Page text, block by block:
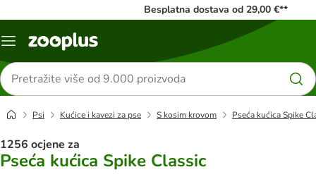
Besplatna dostava od 29,00 €**
Izbornik
Traži
proizvode
Psi Kućice i kavezi za pse S kosim krovom Pseća kućica Spike
1256 ocjene za
Pseća kućica Spike Classic